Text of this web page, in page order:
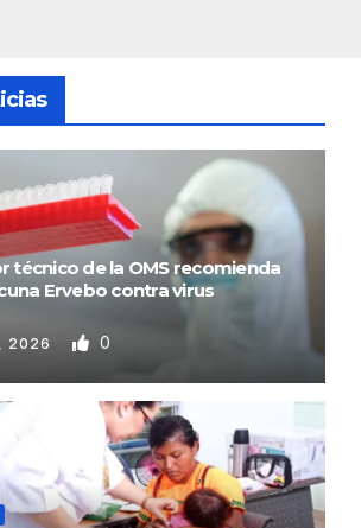
técnico de la OMS recomienda
Ervebo contra virus
2026 0